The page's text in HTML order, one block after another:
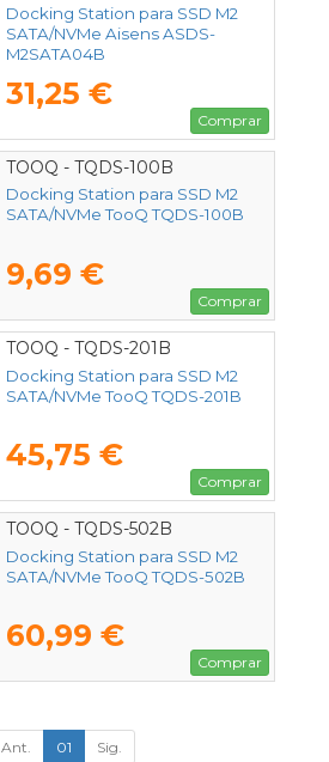
Docking Station para SSD M2
SATA/NVMe Aisens ASDS-
M2SATA04B
31,25 €
Comprar
TOOQ - TQDS-100B
Docking Station para SSD M2
SATA/NVMe TooQ TQDS-100B
9,69 €
Comprar
TOOQ - TQDS-201B
Docking Station para SSD M2
SATA/NVMe TooQ TQDS-201B
45,75 €
Comprar
TOOQ - TQDS-502B
Docking Station para SSD M2
SATA/NVMe TooQ TQDS-502B
60,99 €
Comprar
Ant. 01 Sig.